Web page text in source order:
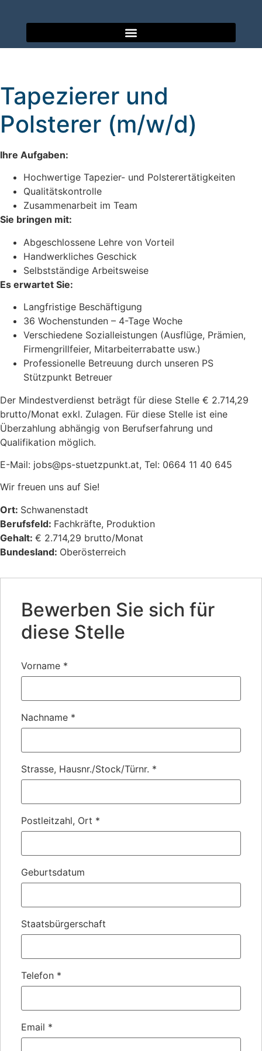
Tapezierer und
Polsterer (m/w/d)
Ihre Aufgaben:
Hochwertige Tapezier- und Polsterertätigkeiten
Qualitätskontrolle
Zusammenarbeit im Team
Sie bringen mit:
Abgeschlossene Lehre von Vorteil
Handwerkliches Geschick
Selbstständige Arbeitsweise
Es erwartet Sie:
Langfristige Beschäftigung
36 Wochenstunden – 4-Tage Woche
Verschiedene Sozialleistungen (Ausflüge, Prämien,
Firmengrillfeier, Mitarbeiterrabatte usw.)
Professionelle Betreuung durch unseren PS
Stützpunkt Betreuer
Der Mindestverdienst beträgt für diese Stelle € 2.714,29
brutto/Monat exkl. Zulagen. Für diese Stelle ist eine
Überzahlung abhängig von Berufserfahrung und
Qualifikation möglich.
E-Mail: jobs@ps-stuetzpunkt.at, Tel: 0664 11 40 645
Wir freuen uns auf Sie!
Ort: Schwanenstadt
Berufsfeld: Fachkräfte Produktion
Gehalt: € 2.714,29 brutto/Monat
Bundesland: Oberösterreich
Bewerben Sie sich für
diese Stelle
Vorname *
Nachname *
Strasse, Hausnr./Stock/Türnr. *
Postleitzahl, Ort *
Geburtsdatum
Staatsbürgerschaft
Telefon *
Email *